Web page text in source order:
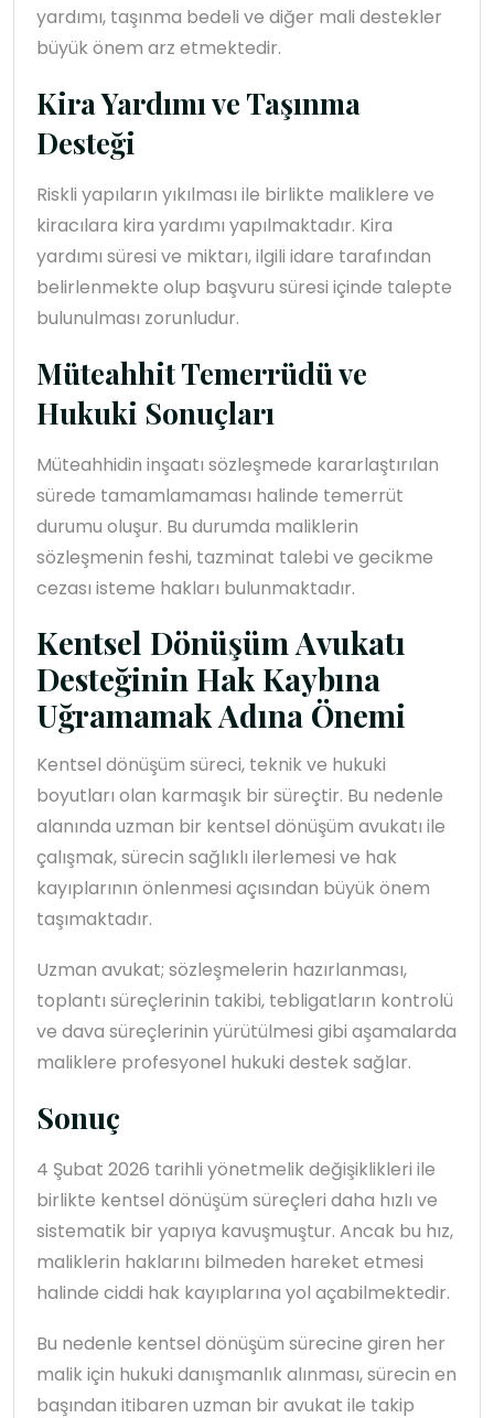
yardımı, taşınma bedeli ve diğer mali destekler
büyük önem arz etmektedir.
Kira Yardımı ve Taşınma
Desteği
Riskli yapıların yıkılması ile birlikte maliklere ve
kiracılara kira yardımı yapılmaktadır. Kira
yardımı süresi ve miktarı, ilgili idare tarafından
belirlenmekte olup başvuru süresi içinde talepte
bulunulması zorunludur.
Müteahhit Temerrüdü ve
Hukuki Sonuçları
Müteahhidin inşaatı sözleşmede kararlaştırılan
sürede tamamlamaması halinde temerrüt
durumu oluşur. Bu durumda maliklerin
sözleşmenin feshi, tazminat talebi ve gecikme
cezası isteme hakları bulunmaktadır.
Kentsel Dönüşüm Avukatı
Desteğinin Hak Kaybına
Uğramamak Adına Önemi
Kentsel dönüşüm süreci, teknik ve hukuki
boyutları olan karmaşık bir süreçtir. Bu nedenle
alanında uzman bir kentsel dönüşüm avukatı ile
çalışmak, sürecin sağlıklı ilerlemesi ve hak
kayıplarının önlenmesi açısından büyük önem
taşımaktadır.
Uzman avukat; sözleşmelerin hazırlanması,
toplantı süreçlerinin takibi, tebligatların kontrolü
ve dava süreçlerinin yürütülmesi gibi aşamalarda
maliklere profesyonel hukuki destek sağlar.
Sonuç
4 Şubat 2026 tarihli yönetmelik değişiklikleri ile
birlikte kentsel dönüşüm süreçleri daha hızlı ve
sistematik bir yapıya kavuşmuştur. Ancak bu hız,
maliklerin haklarını bilmeden hareket etmesi
halinde ciddi hak kayıplarına yol açabilmektedir.
Bu nedenle kentsel dönüşüm sürecine giren her
malik için hukuki danışmanlık alınması, sürecin en
başından itibaren uzman bir avukat ile takip